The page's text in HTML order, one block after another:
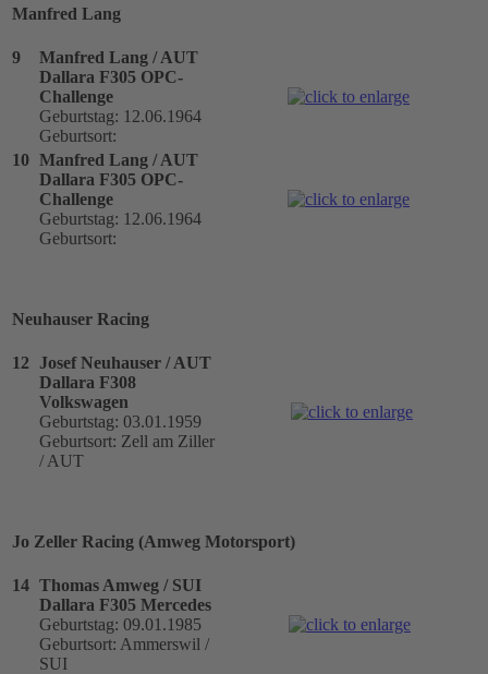
Manfred Lang
9
Manfred Lang / AUT
Dallara F305 OPC-
Challenge
Geburtstag: 12.06.1964
Geburtsort:
10 Manfred Lang / AUT
Dallara F305 OPC-
Challenge
Geburtstag: 12.06.1964
Geburtsort:
Neuhauser Racing
12
Josef Neuhauser / AUT
Dallara F308
Volkswagen
Geburtstag: 03.01.1959
Geburtsort: Zell am Ziller
/ AUT
Jo Zeller Racing (Amweg Motorsport)
14 Thomas Amweg / SUI
Dallara F305 Mercedes
Geburtstag: 09.01.1985
Geburtsort: Ammerswil /
SUI